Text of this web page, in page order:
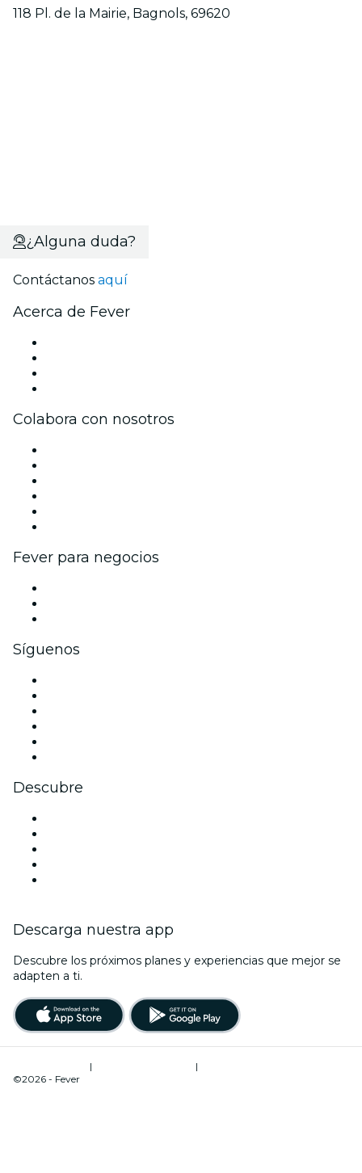
118 Pl. de la Mairie, Bagnols, 69620
¿Alguna duda?
Contáctanos aquí
Acerca de Fever
Colabora con nosotros
Fever para negocios
Síguenos
Descubre
Descarga nuestra app
Descubre los próximos planes y experiencias que mejor se
adapten a ti.
| |
©2026 - Fever